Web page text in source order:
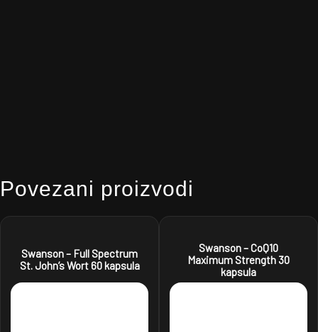
Povezani proizvodi
Swanson – Full Spectrum
St. John’s Wort 60 kapsula
Swanson – CoQ10
Maximum Strength 30
kapsula